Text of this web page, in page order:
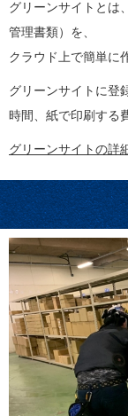
グリーンサイトとは
管理書類）を、
クラウド上で簡単に
グリーンサイトに登
時間、紙で印刷する
グリーンサイトの詳